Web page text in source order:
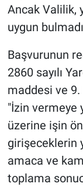
Ancak Valilik,
uygun
Başvurunun
2860 sayılı
maddesi ve
"İzin vermeye
üzerine işin
girişeceklerin
amaca ve
toplama
Kültür
Nedir
Popüler
Programlar
Sağlık